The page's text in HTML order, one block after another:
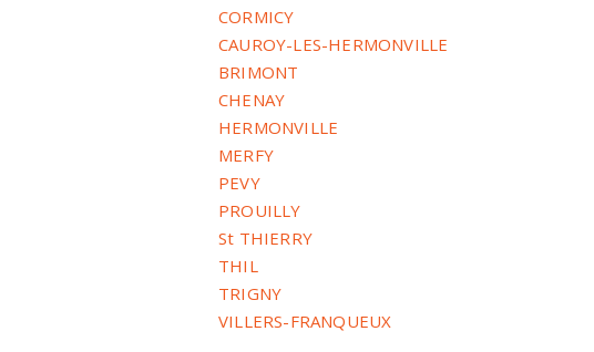
CORMICY
CAUROY-LES-HERMONVILLE
BRIMONT
CHENAY
HERMONVILLE
MERFY
PEVY
PROUILLY
St THIERRY
THIL
TRIGNY
VILLERS-FRANQUEUX